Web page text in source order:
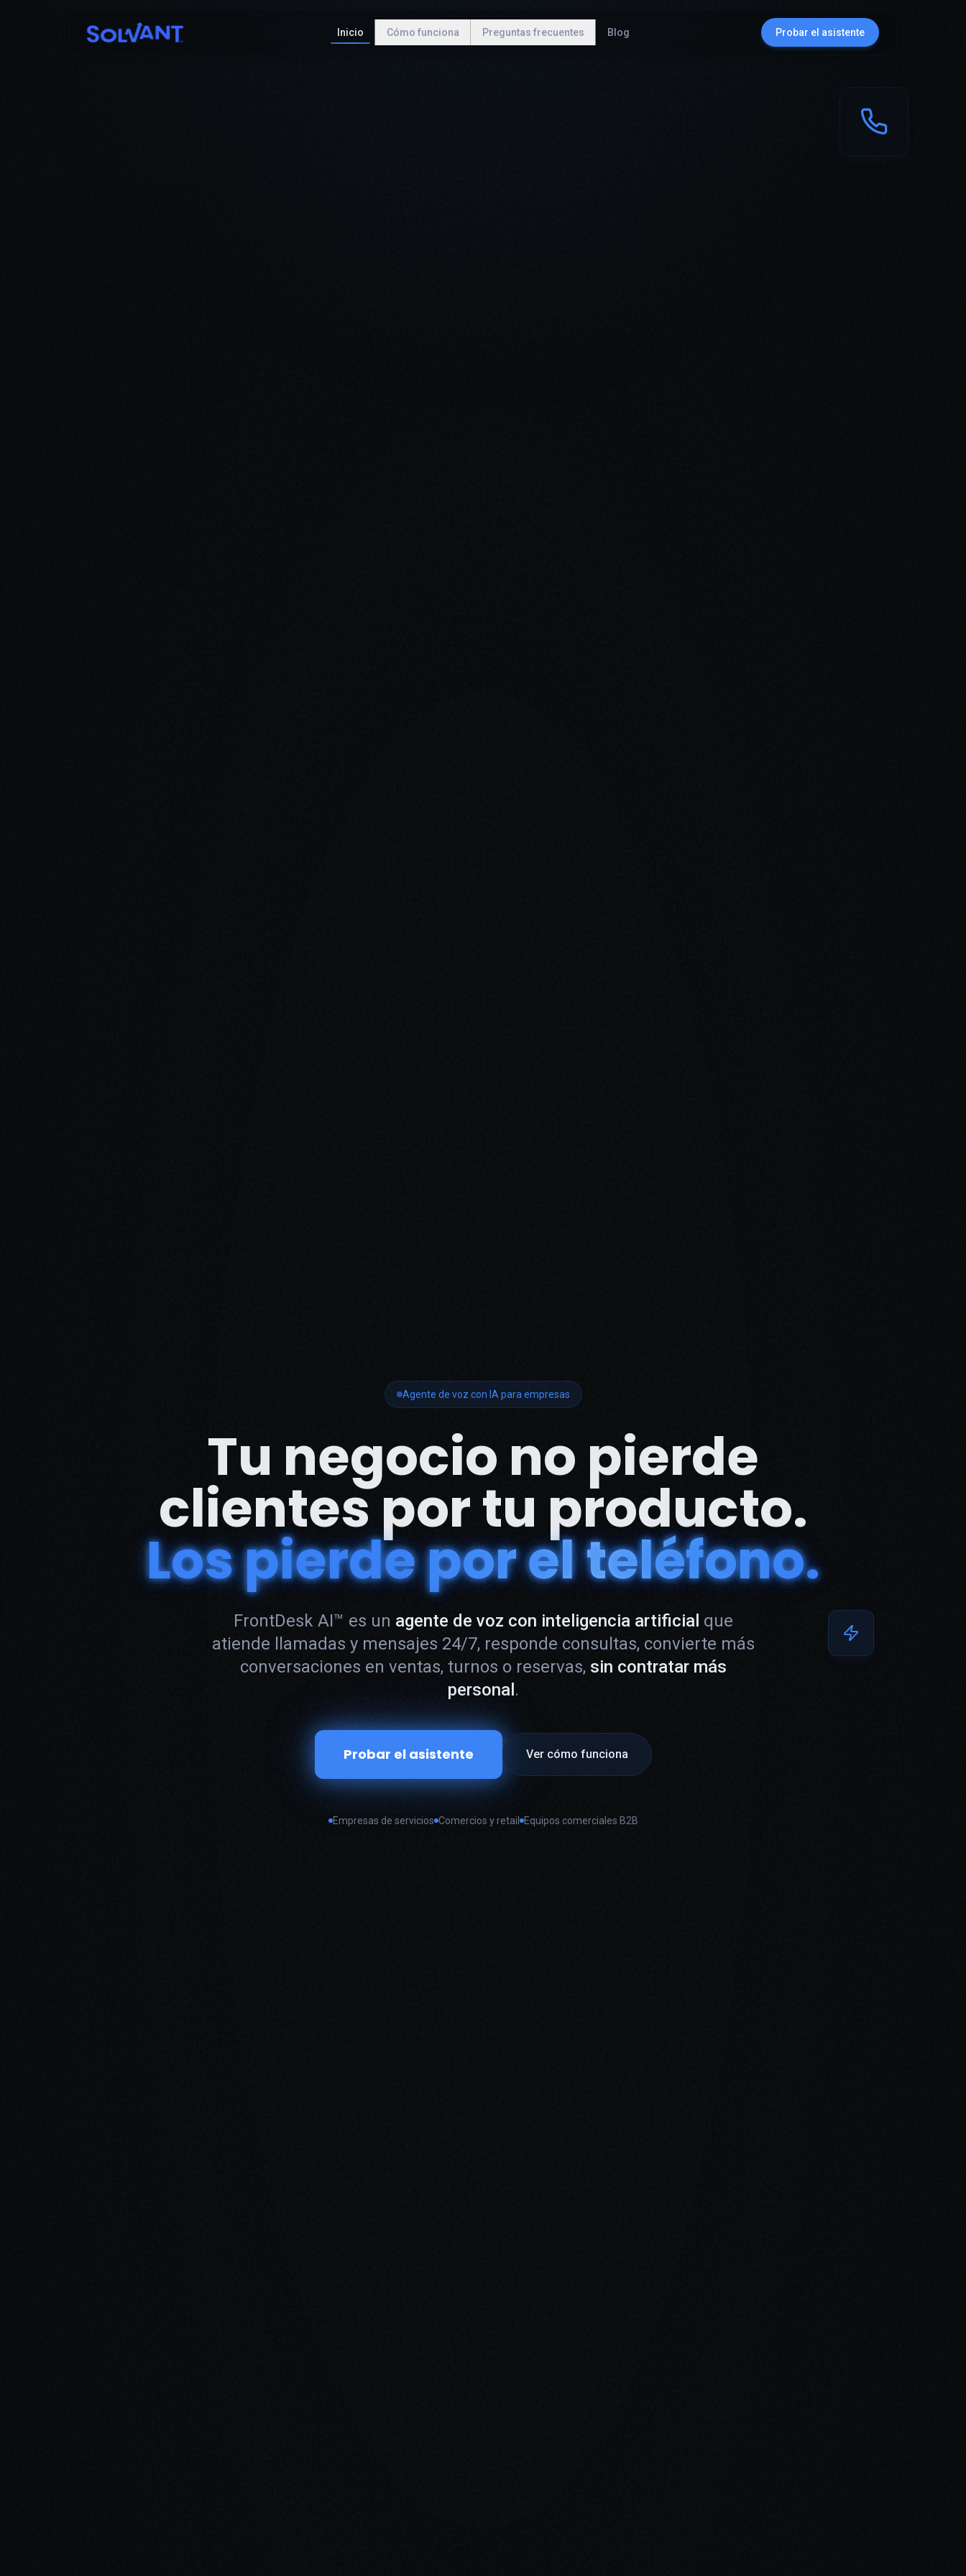
Inicio Cómo funciona Preguntas frecuentes Blog Probar el asistente
Agente de voz con IA para empresas
Tu negocio no pierde
clientes por tu producto.
Los pierde por el teléfono.
FrontDesk AI™ es un agente de voz con inteligencia artificial que
atiende llamadas y mensajes 24/7, responde consultas, convierte más
conversaciones en ventas, turnos o reservas, sin contratar más
personal .
Probar el asistente Ver cómo funciona
Empresas de servicios Comercios y retail Equipos comerciales B2B